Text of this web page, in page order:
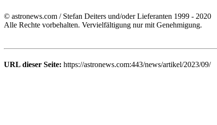
© astronews.com / Stefan Deiters und/oder Lieferanten 1999 - 2020
Alle Rechte vorbehalten. Vervielfältigung nur mit Genehmigung.
URL dieser Seite: https://astronews.com:443/news/artikel/2023/09/